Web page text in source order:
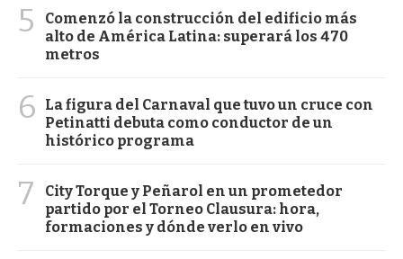
5
Comenzó la construcción del edificio más
alto de América Latina: superará los 470
metros
6
La figura del Carnaval que tuvo un cruce con
Petinatti debuta como conductor de un
histórico programa
7
City Torque y Peñarol en un prometedor
partido por el Torneo Clausura: hora,
formaciones y dónde verlo en vivo